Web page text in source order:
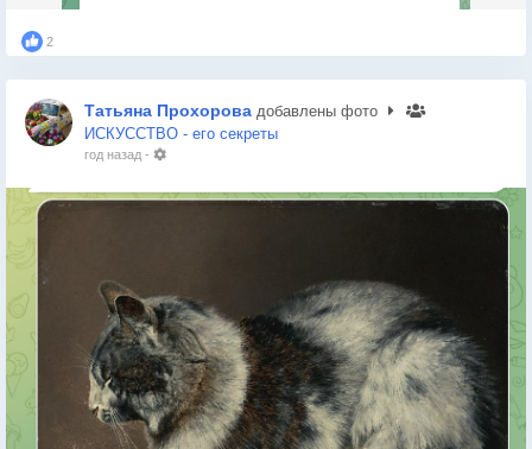
2
Татьяна Прохорова добавлены фото
ИСКУССТВО - его секреты
год назад -